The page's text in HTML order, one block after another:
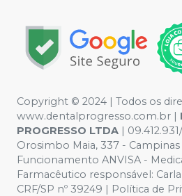
Copyright © 2024 | Todos os
www.dentalprogresso.com.br |
PROGRESSO LTDA |
Orosimbo Maia, 337 -
Funcionamento ANVISA -
Farmacêutico responsável:
CRF/SP nº 39249 | Política de